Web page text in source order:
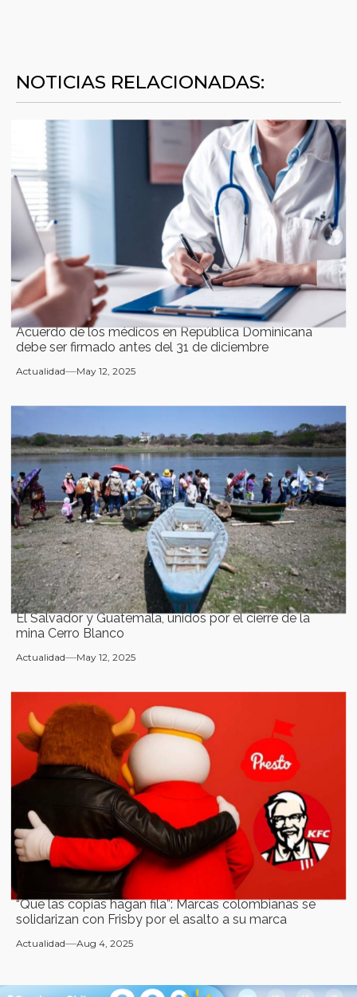
NOTICIAS RELACIONADAS:
Acuerdo de los médicos en República Dominicana
debe ser firmado antes del 31 de diciembre
Actualidad May 12, 2025
El Salvador y Guatemala, unidos por el cierre de la
mina Cerro Blanco
Actualidad May 12, 2025
“Que las copias hagan fila”: Marcas colombianas se
solidarizan con Frisby por el asalto a su marca
Actualidad Aug 4, 2025